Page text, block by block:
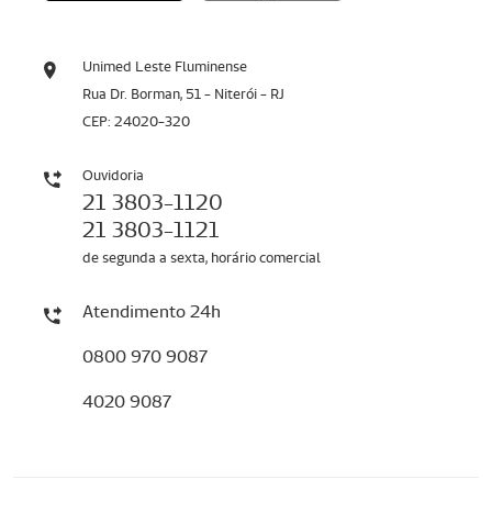
Unimed Leste Fluminense
Rua Dr. Borman, 51 - Niterói - RJ
CEP: 24020-320
Ouvidoria
21 3803-1120
21 3803-1121
de segunda a sexta, horário comercial
Atendimento 24h
0800 970 9087
4020 9087